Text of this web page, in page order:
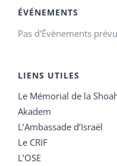
ÉVÉNEMENTS
Pas d'Évènements
LIENS UTILES
Le Mémorial de la
Akadem
L’Ambassade d’Israël
Le CRIF
L’OSE